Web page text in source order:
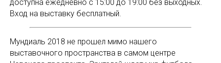
доступна ежедневно с 15:00 до 19:00 без выходных.
Вход на выставку бесплатный.
Мундиаль 2018 не прошел мимо нашего
выставочного пространства в самом центре